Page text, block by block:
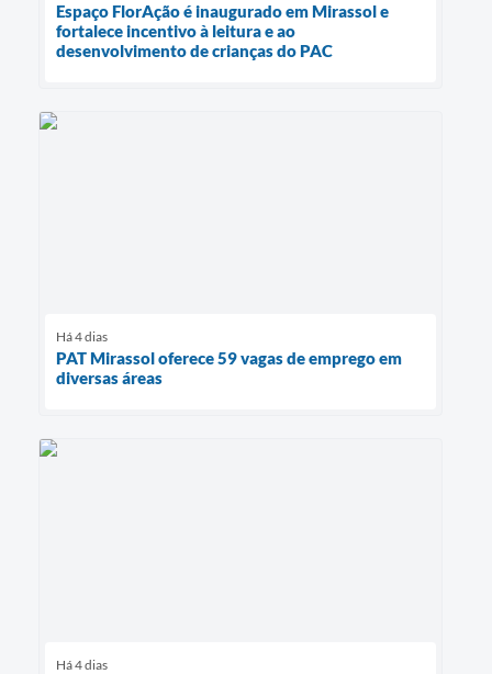
Espaço FlorAção é inaugurado em Mirassol e
fortalece incentivo à leitura e ao
desenvolvimento de crianças do PAC
Há 4 dias
PAT Mirassol oferece 59 vagas de emprego em
diversas áreas
Há 4 dias